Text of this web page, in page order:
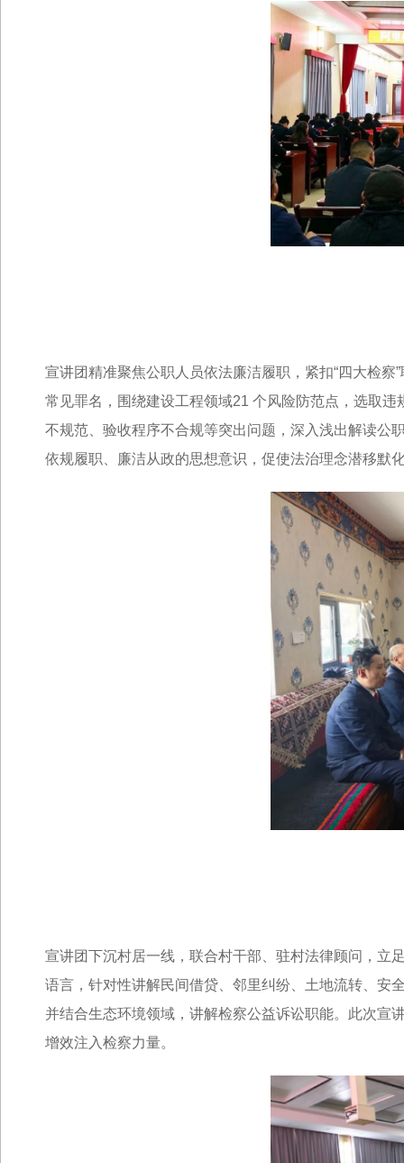
宣讲团精准聚焦公职人员依法廉洁履职，紧扣“四大检
常见罪名，围绕建设工程领域21 个风险防范点，选取
不规范、验收程序不合规等突出问题，深入浅出解读公
依规履职、廉洁从政的思想意识，促使法治理念潜移默
宣讲团下沉村居一线，联合村干部、驻村法律顾问，立
语言，针对性讲解民间借贷、邻里纠纷、土地流转、安
并结合生态环境领域，讲解检察公益诉讼职能。此次宣
增效注入检察力量。